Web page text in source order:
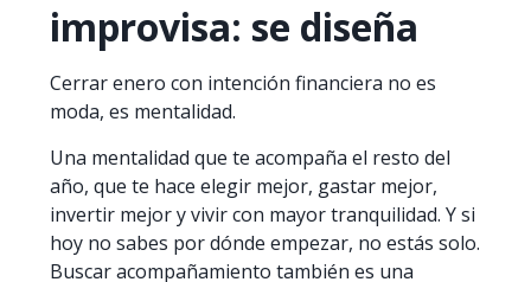
improvisa: se diseña
Cerrar enero con intención financiera no es
moda, es mentalidad.
Una mentalidad que te acompaña el resto del
año, que te hace elegir mejor, gastar mejor,
invertir mejor y vivir con mayor tranquilidad. Y si
hoy no sabes por dónde empezar, no estás solo.
Buscar acompañamiento también es una